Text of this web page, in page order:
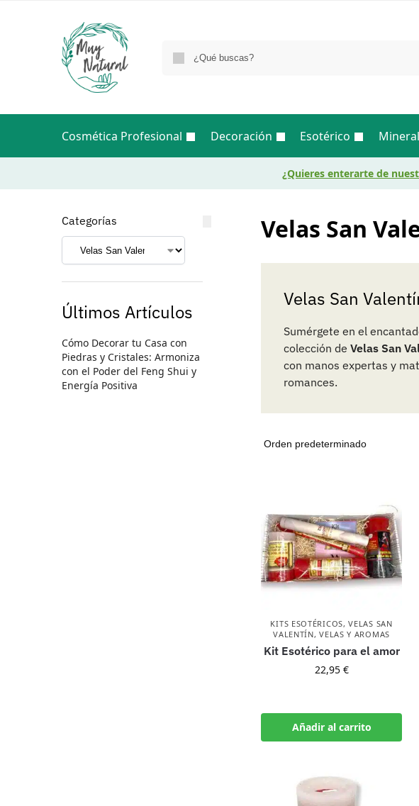
Cosmética Profesional Decoración Esotérico
¿Quieres enterarte de
Velas San
Velas San
Sumérgete en el
colección de Velas San
con manos expertas y
romances.
KITS ESOTÉRICOS,VELAS SAN
VALENTÍN,VELAS Y AROMAS
Kit Esotérico para el amor
22,95 €
Añadir al carrito
Categorías
Últimos Artículos
Cómo Decorar tu Casa con
Piedras y Cristales: Armoniza
con el Poder del Feng Shui y
Energía Positiva